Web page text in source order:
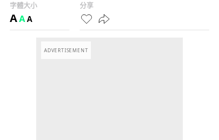
字體大小
AAA
分享
ADVERTISEMENT